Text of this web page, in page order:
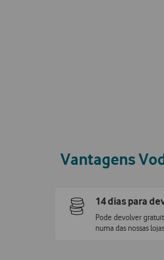
Vantagens
14 dias para
Pode devolver
numa das nossas